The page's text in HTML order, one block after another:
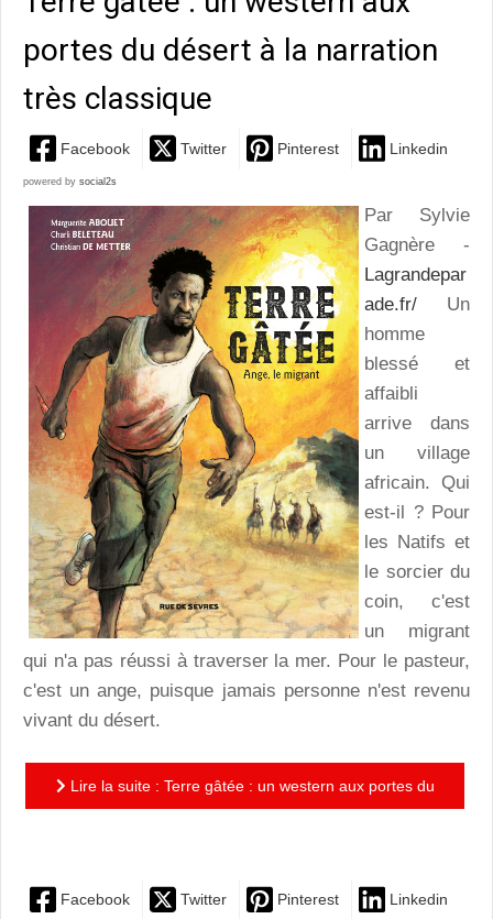
portes du désert à la narration
très classique
Facebook Twitter Pinterest Linkedin
powered by social2s
Par Sylvie
Gagnère -
Lagrandepar
ade.fr/ Un
homme
blessé et
affaibli
arrive dans
un village
africain. Qui
est-il ? Pour
les Natifs et
le sorcier du
coin, c'est
un migrant
qui n'a pas réussi à traverser la mer. Pour le pasteur,
c'est un ange, puisque jamais personne n'est revenu
vivant du désert.
Lire la suite : Terre gâtée : un western aux portes du
Facebook Twitter Pinterest Linkedin